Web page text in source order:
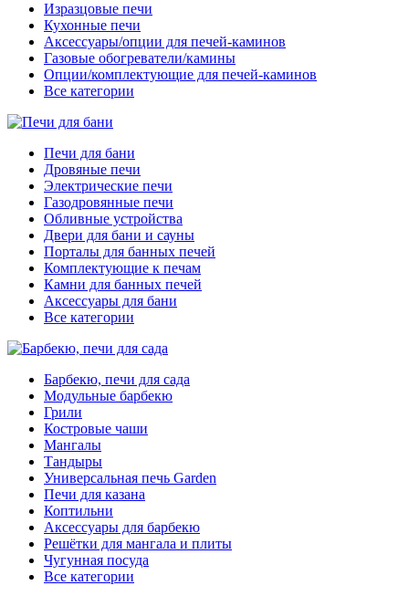
Изразцовые печи
Кухонные печи
Аксессуары/опции для печей-каминов
Газовые обогреватели/камины
Опции/комплектующие для печей-каминов
Все категории
Печи для бани
Дровяные печи
Электрические печи
Газодровянные печи
Обливные устройства
Двери для бани и сауны
Порталы для банных печей
Комплектующие к печам
Камни для банных печей
Аксессуары для бани
Все категории
Барбекю, печи для сада
Модульные барбекю
Грили
Костровые чаши
Мангалы
Тандыры
Универсальная печь Garden
Печи для казана
Коптильни
Аксессуары для барбекю
Решётки для мангала и плиты
Чугунная посуда
Все категории